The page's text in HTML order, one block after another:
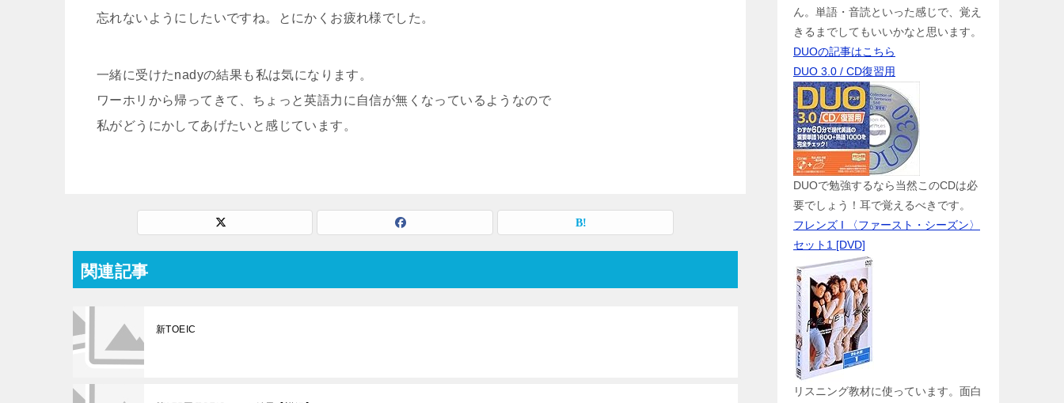
忘れないようにしたいですね。とにかくお疲れ様でした。
一緒に受けたnadyの結果も私は気になります。
ワーホリから帰ってきて、ちょっと英語力に自信が無くなっているようなので
私がどうにかしてあげたいと感じています。
関連記事
新TOEIC
ん。単語・音読といった感じで、覚え
きるまでしてもいいかなと思います。
DUOの記事はこちら
DUO 3.0 / CD復習用
DUOで勉強するなら当然このCDは必
要でしょう！耳で覚えるべきです。
フレンズ I 〈ファースト・シーズン〉
セット1 [DVD]
リスニング教材に使っています。面白